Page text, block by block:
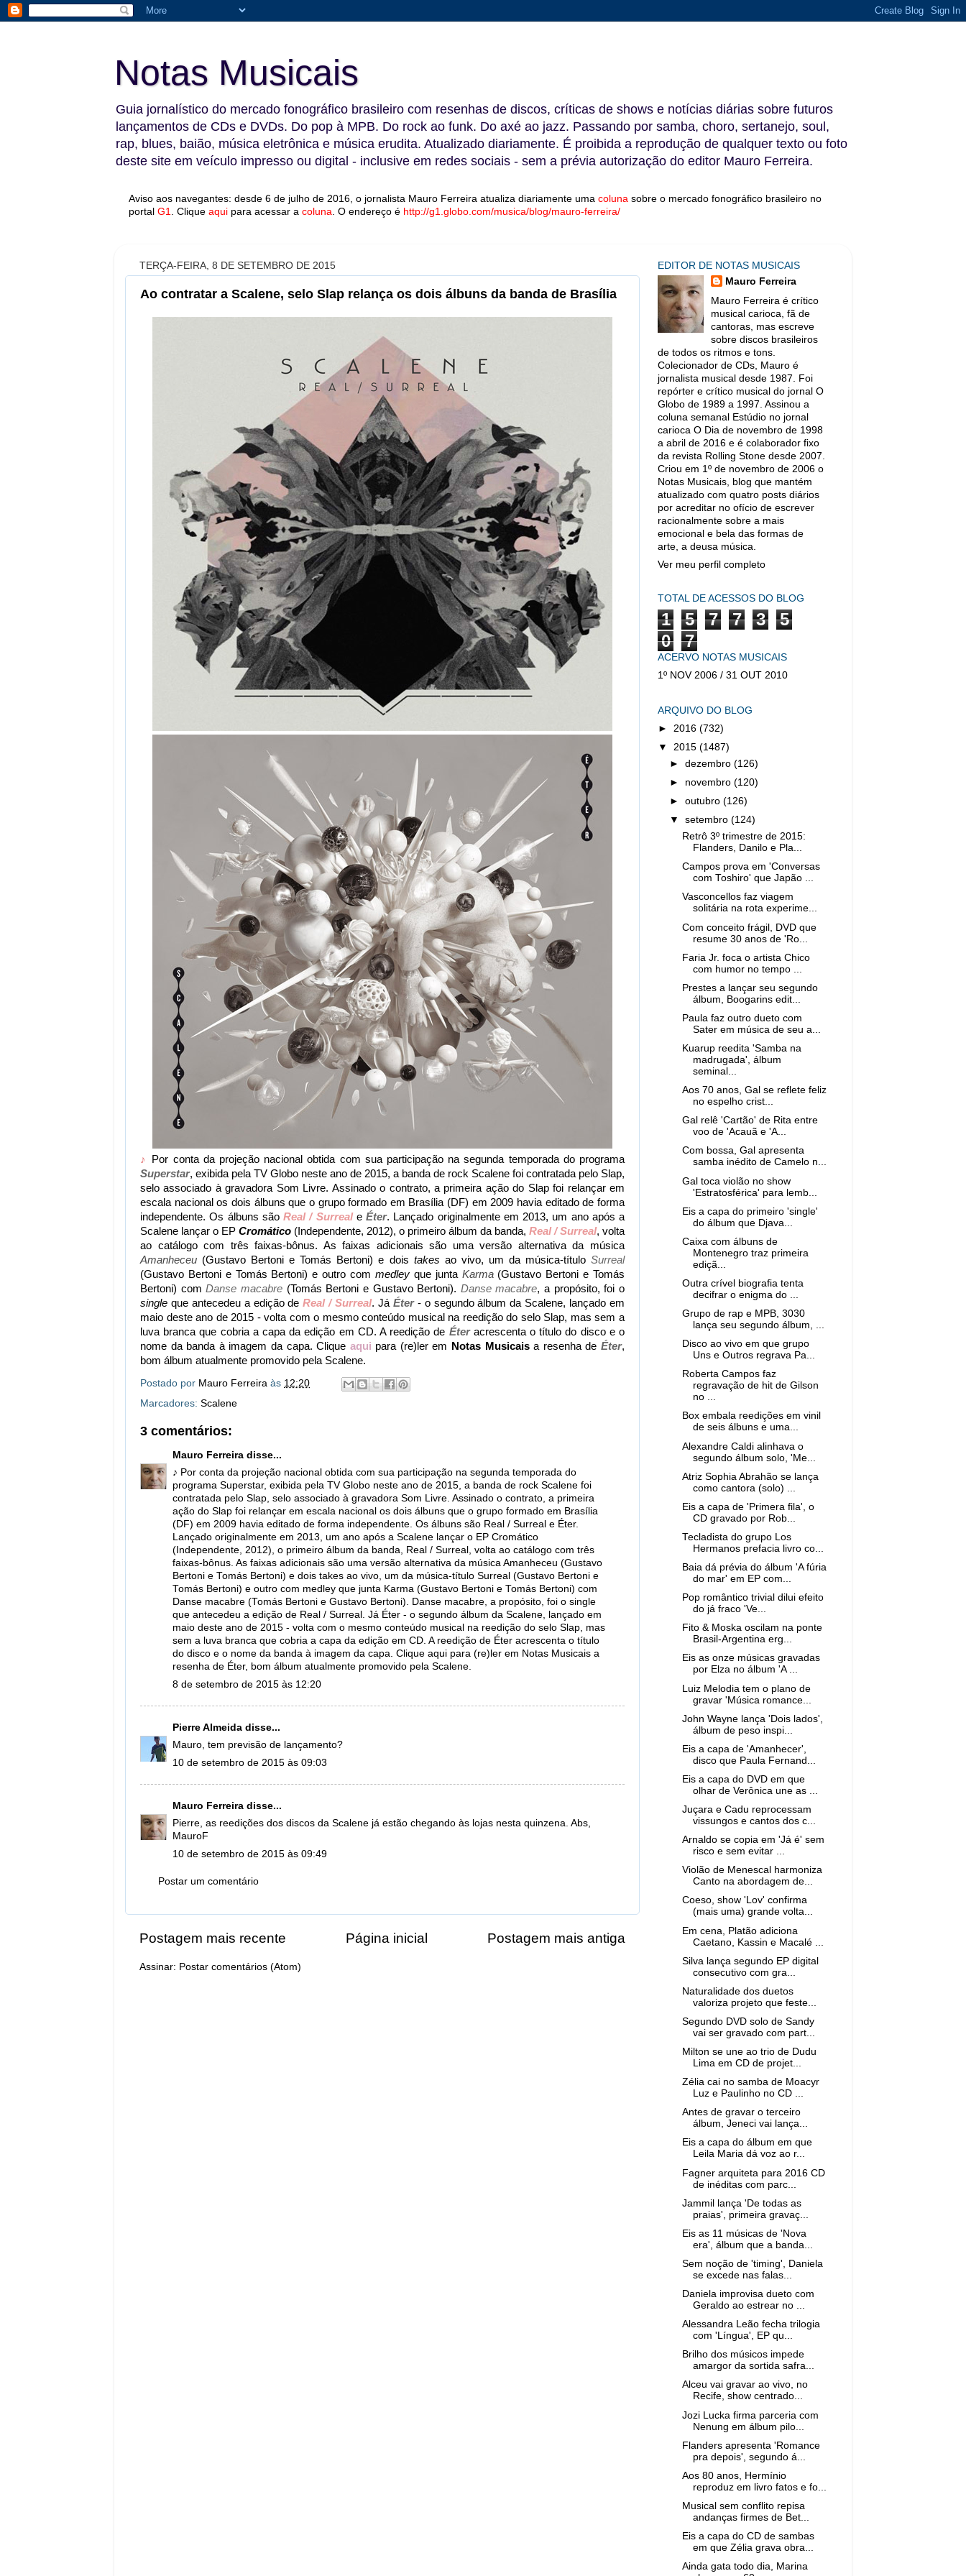
Notas Musicais
Guia jornalístico do mercado fonográfico brasileiro com resenhas de discos, críticas de shows e notícias diárias sobre futuros
lançamentos de CDs e DVDs. Do pop à MPB. Do rock ao funk. Do axé ao jazz. Passando por samba, choro, sertanejo, soul,
rap, blues, baião, música eletrônica e música erudita. Atualizado diariamente. É proibida a reprodução de qualquer texto ou foto
deste site em veículo impresso ou digital - inclusive em redes sociais - sem a prévia autorização do editor Mauro Ferreira.
Aviso aos navegantes: desde 6 de julho de 2016, o jornalista Mauro Ferreira atualiza diariamente uma coluna sobre o mercado fonográfico brasileiro no
portal G1 Clique aqui para acessar a coluna O endereço é http://g1.globo.com/musica/blog/mauro-ferreira/
TERÇA-FEIRA, 8 DE SETEMBRO DE 2015
Ao contratar a Scalene, selo Slap relança os dois álbuns da banda de Brasília
♪
Por conta da projeção nacional obtida com sua participação na segunda temporada do programa
Superstar, exibida pela TV Globo neste ano de 2015, a banda de rock Scalene foi contratada pelo Slap,
selo associado à gravadora Som Livre. Assinado o contrato, a primeira ação do Slap foi relançar em
escala nacional os dois álbuns que o grupo formado em Brasília (DF) em 2009 havia editado de forma
independente. Os álbuns são Real / Surreale Éter. Lançado originalmente em 2013, um ano após a
Scalene lançar o EP Cromático (Independente, 2012), o primeiro álbum da banda, Real / Surreal, volta
ao catálogo com três faixas-bônus. As faixas adicionais são uma versão alternativa da música
Amanheceu (Gustavo Bertoni e Tomás Bertoni) e dois takes ao vivo, um da música-títuloSurreal
(Gustavo Bertoni e Tomás Bertoni) e outro com medleyque junta Karma(Gustavo Bertoni e Tomás
Bertoni) comDanse macabre(Tomás Bertoni e Gustavo Bertoni). Danse macabre, a propósito, foi o
single que antecedeu a edição deReal / Surreal. Já Éter- o segundo álbum da Scalene, lançado em
maio deste ano de 2015 - volta com o mesmo conteúdo musical na reedição do selo Slap, mas sem a
luva branca que cobria a capa da edição em CD. A reedição de Éteracrescenta o título do disco e o
nome da banda à imagem da capa. Clique aqui para (re)ler em Notas Musicaisa resenha deÉter,
bom álbum atualmente promovido pela Scalene.
Postado por Mauro Ferreira às 12:20
Marcadores: Scalene
3 comentários:
Mauro Ferreira disse...
♪ Por conta da projeção nacional obtida com sua participação na segunda temporada do
programa Superstar, exibida pela TV Globo neste ano de 2015, a banda de rock Scalene foi
contratada pelo Slap, selo associado à gravadora Som Livre. Assinado o contrato, a primeira
ação do Slap foi relançar em escala nacional os dois álbuns que o grupo formado em Brasília
(DF) em 2009 havia editado de forma independente. Os álbuns são Real / Surreal e Éter.
Lançado originalmente em 2013, um ano após a Scalene lançar o EP Cromático
(Independente, 2012), o primeiro álbum da banda, Real / Surreal, volta ao catálogo com três
faixas-bônus. As faixas adicionais são uma versão alternativa da música Amanheceu (Gustavo
Bertoni e Tomás Bertoni) e dois takes ao vivo, um da música-título Surreal (Gustavo Bertoni e
Tomás Bertoni) e outro com medley que junta Karma (Gustavo Bertoni e Tomás Bertoni) com
Danse macabre (Tomás Bertoni e Gustavo Bertoni). Danse macabre, a propósito, foi o single
que antecedeu a edição de Real / Surreal. Já Éter - o segundo álbum da Scalene, lançado em
maio deste ano de 2015 - volta com o mesmo conteúdo musical na reedição do selo Slap, mas
sem a luva branca que cobria a capa da edição em CD. A reedição de Éter acrescenta o título
do disco e o nome da banda à imagem da capa. Clique aqui para (re)ler em Notas Musicais a
resenha de Éter, bom álbum atualmente promovido pela Scalene.
8 de setembro de 2015 às 12:20
Pierre Almeida disse...
Mauro, tem previsão de lançamento?
10 de setembro de 2015 às 09:03
Mauro Ferreira disse...
Pierre, as reedições dos discos da Scalene já estão chegando às lojas nesta quinzena. Abs,
MauroF
10 de setembro de 2015 às 09:49
Postar um comentário
Postagem mais recente Postagem mais antiga
Página inicial
Assinar: Postar comentários (Atom)
EDITOR DE NOTAS MUSICAIS
Mauro Ferreira
Mauro Ferreira é crítico
musical carioca, fã de
cantoras, mas escreve
sobre discos brasileiros
de todos os ritmos e tons.
Colecionador de CDs, Mauro é
jornalista musical desde 1987. Foi
repórter e crítico musical do jornal O
Globo de 1989 a 1997. Assinou a
coluna semanal Estúdio no jornal
carioca O Dia de novembro de 1998
a abril de 2016 e é colaborador fixo
da revista Rolling Stone desde 2007.
Criou em 1º de novembro de 2006 o
Notas Musicais, blog que mantém
atualizado com quatro posts diários
por acreditar no ofício de escrever
racionalmente sobre a mais
emocional e bela das formas de
arte, a deusa música.
Ver meu perfil completo
TOTAL DE ACESSOS DO BLOG
1 5 7 7 3
5
0
7
ACERVO NOTAS MUSICAIS
1º NOV 2006 / 31 OUT 2010
ARQUIVO DO BLOG
► 2016 (732)
▼ 2015 (1487)
►dezembro(126)
► novembro(120)
►outubro(126)
▼setembro(124)
Retrô 3º trimestre de 2015:
Flanders, Danilo e Pla...
Campos prova em 'Conversas
com Toshiro' que Japão ...
Vasconcellos faz viagem
solitária na rota experime...
Com conceito frágil, DVD que
resume 30 anos de 'Ro...
Faria Jr. foca o artista Chico
com humor no tempo ...
Prestes a lançar seu segundo
álbum, Boogarins edit...
Paula faz outro dueto com
Sater em música de seu a...
Kuarup reedita 'Samba na
madrugada', álbum
seminal...
Aos 70 anos, Gal se reflete feliz
no espelho crist...
Gal relê 'Cartão' de Rita entre
voo de 'Acauã e 'A...
Com bossa, Gal apresenta
samba inédito de Camelo n...
Gal toca violão no show
'Estratosférica' para lemb...
Eis a capa do primeiro 'single'
do álbum que Djava...
Caixa com álbuns de
Montenegro traz primeira
ediçã...
Outra crível biografia tenta
decifrar o enigma do ...
Grupo de rap e MPB, 3030
lança seu segundo álbum, ...
Disco ao vivo em que grupo
Uns e Outros regrava Pa...
Roberta Campos faz
regravação de hit de Gilson
no ...
Box embala reedições em vinil
de seis álbuns e uma...
Alexandre Caldi alinhava o
segundo álbum solo, 'Me...
Atriz Sophia Abrahão se lança
como cantora (solo) ...
Eis a capa de 'Primera fila', o
CD gravado por Rob...
Tecladista do grupo Los
Hermanos prefacia livro co...
Baia dá prévia do álbum 'A fúria
do mar' em EP com...
Pop romântico trivial dilui efeito
do já fraco 'Ve...
Fito & Moska oscilam na ponte
Brasil-Argentina erg...
Eis as onze músicas gravadas
por Elza no álbum 'A ...
Luiz Melodia tem o plano de
gravar 'Música romance...
John Wayne lança 'Dois lados',
álbum de peso inspi...
Eis a capa de 'Amanhecer',
disco que Paula Fernand...
Eis a capa do DVD em que
olhar de Verônica une as ...
Juçara e Cadu reprocessam
vissungos e cantos dos c...
Arnaldo se copia em 'Já é' sem
risco e sem evitar ...
Violão de Menescal harmoniza
Canto na abordagem de...
Coeso, show 'Lov' confirma
(mais uma) grande volta...
Em cena, Platão adiciona
Caetano, Kassin e Macalé ...
Silva lança segundo EP digital
consecutivo com gra...
Naturalidade dos duetos
valoriza projeto que feste...
Segundo DVD solo de Sandy
vai ser gravado com part...
Milton se une ao trio de Dudu
Lima em CD de projet...
Zélia cai no samba de Moacyr
Luz e Paulinho no CD ...
Antes de gravar o terceiro
álbum, Jeneci vai lança...
Eis a capa do álbum em que
Leila Maria dá voz ao r...
Fagner arquiteta para 2016 CD
de inéditas com parc...
Jammil lança 'De todas as
praias', primeira gravaç...
Eis as 11 músicas de 'Nova
era', álbum que a banda...
Sem noção de 'timing', Daniela
se excede nas falas...
Daniela improvisa dueto com
Geraldo ao estrear no ...
Alessandra Leão fecha trilogia
com 'Língua', EP qu...
Brilho dos músicos impede
amargor da sortida safra...
Alceu vai gravar ao vivo, no
Recife, show centrado...
Jozi Lucka firma parceria com
Nenung em álbum pilo...
Flanders apresenta 'Romance
pra depois', segundo á...
Aos 80 anos, Hermínio
reproduz em livro fatos e fo...
Musical sem conflito repisa
andanças firmes de Bet...
Eis a capa do CD de sambas
em que Zélia grava obra...
Ainda gata todo dia, Marina